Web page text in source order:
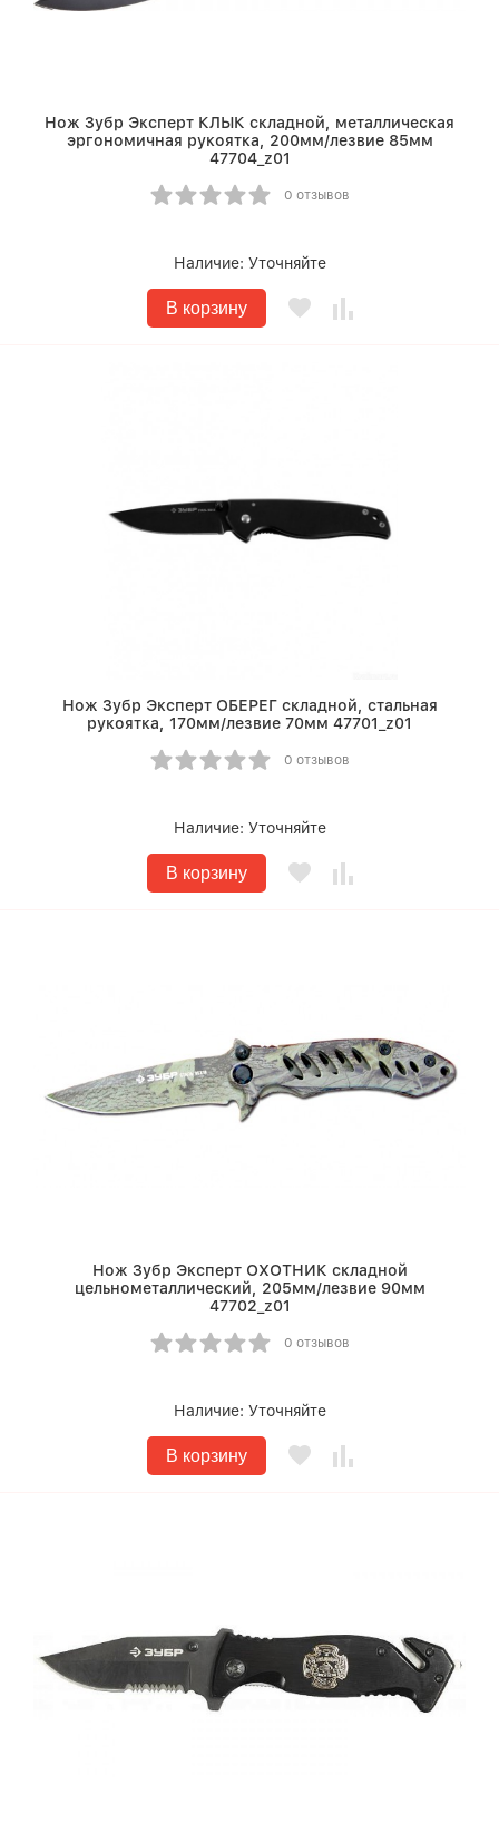
Нож Зубр Эксперт КЛЫК складной, металлическая
эргономичная рукоятка, 200мм/лезвие 85мм
47704_z01
0 отзывов
Наличие: Уточняйте
В корзину
Нож Зубр Эксперт ОБЕРЕГ складной, стальная
рукоятка, 170мм/лезвие 70мм 47701_z01
0 отзывов
Наличие: Уточняйте
В корзину
Нож Зубр Эксперт ОХОТНИК складной
цельнометаллический, 205мм/лезвие 90мм
47702_z01
0 отзывов
Наличие: Уточняйте
В корзину